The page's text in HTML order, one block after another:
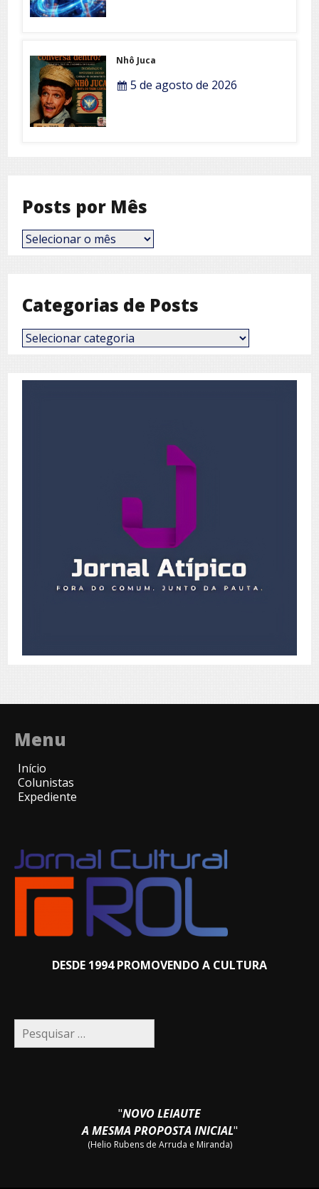
Nhô Juca
5 de agosto de 2026
Posts por Mês
Posts
por
Categorias de Posts
Categorias
de
Menu
Início
Colunistas
Expediente
DESDE 1994 PROMOVENDO A CULTURA
Pesquisar
por:
"NOVO LEIAUTE
A MESMA PROPOSTA INICIAL"
(Helio Rubens de Arruda e Miranda)